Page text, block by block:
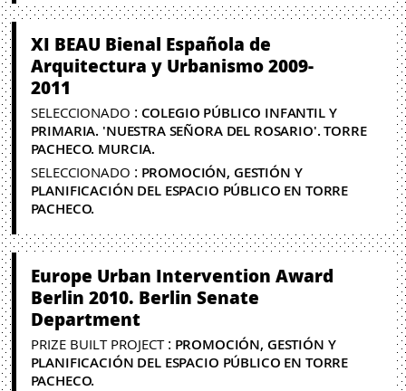
XI BEAU Bienal Española de
Arquitectura y Urbanismo 2009-
2011
SELECCIONADO : COLEGIO PÚBLICO INFANTIL Y
PRIMARIA. 'NUESTRA SEÑORA DEL ROSARIO'. TORRE
PACHECO. MURCIA.
SELECCIONADO : PROMOCIÓN, GESTIÓN Y
PLANIFICACIÓN DEL ESPACIO PÚBLICO EN TORRE
PACHECO.
Europe Urban Intervention Award
Berlin 2010. Berlin Senate
Department
PRIZE BUILT PROJECT: PROMOCIÓN, GESTIÓN Y
PLANIFICACIÓN DEL ESPACIO PÚBLICO EN TORRE
PACHECO.